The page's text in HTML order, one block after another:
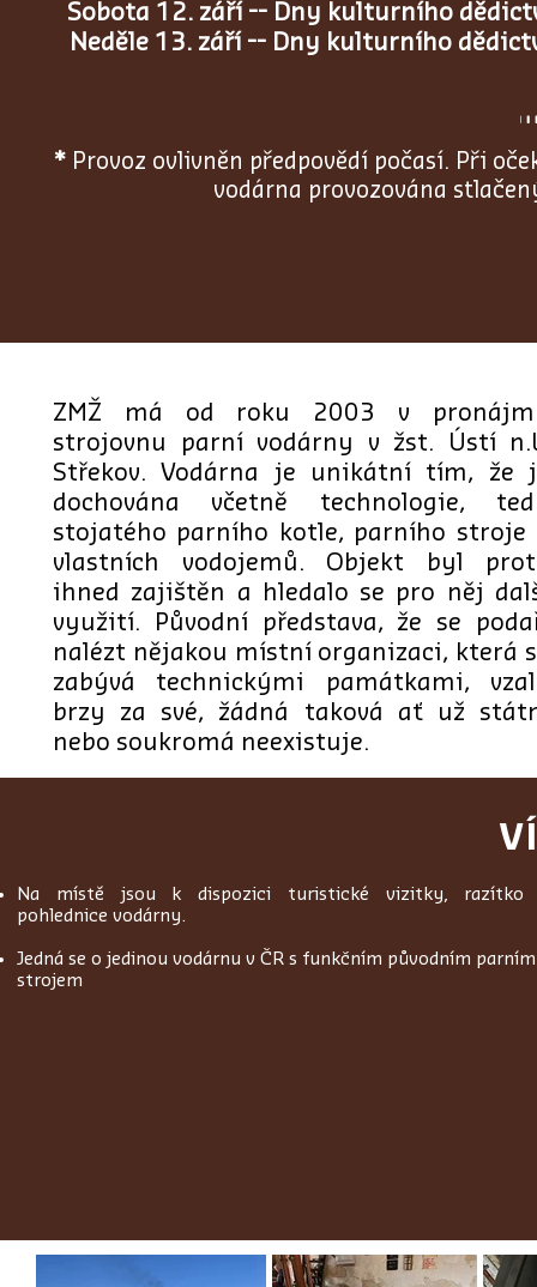
*Provoz ovlivněn předpovědí počasí. Při
vodárna provozována
Sobota 12. září -- Dny kulturního
Neděle 13. září -- Dny kulturního
ZMŽ má od roku 2003 v
strojovnu parní vodárny v žst. Ústí
Střekov. Vodárna je unikátní tím, že
dochována včetně technologie,
stojatého parního kotle, parního stroje
vlastních vodojemů. Objekt byl
ihned zajištěn a hledalo se pro něj
využití. Původní představa, že se
nalézt nějakou místní organizaci, která
zabývá technickými památkami,
brzy za své, žádná taková ať už
nebo soukromá neexistuje.
Na místě jsou k dispozici turistické vizitky, razítko
pohlednice vodárny.
Jedná se o jedinou vodárnu v ČR s funkčním původním parním
strojem